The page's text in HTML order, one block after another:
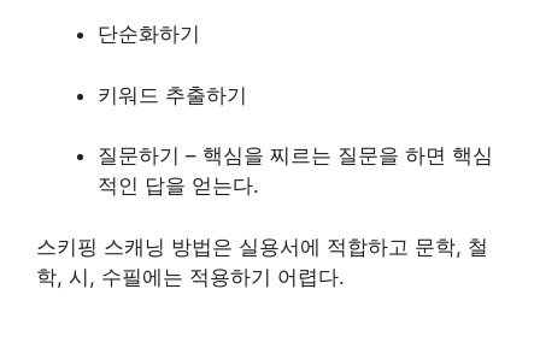
단순화하기
키워드 추출하기
질문하기 – 핵심을 찌르는 질문을 하면 핵심
적인 답을 얻는다.
스키핑 스캐닝 방법은 실용서에 적합하고 문학, 철
학, 시, 수필에는 적용하기 어렵다.